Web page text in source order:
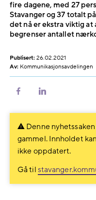
fire dagene, med 27
Stavanger og 37 totalt
det nå er ekstra viktig
begrenser antallet
Publisert: 26.02.2021
Av: Kommunikasjonsavdelingen
Del
Del
Denne
gammel. Innholdet
ikke oppdatert.
Gå til